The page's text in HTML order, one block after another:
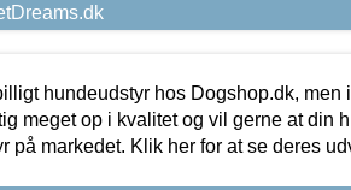
hundeudstyr hos Dogshop.dk, men
meget op i kvalitet og vil gerne at din
på markedet. Klik her for at se deres